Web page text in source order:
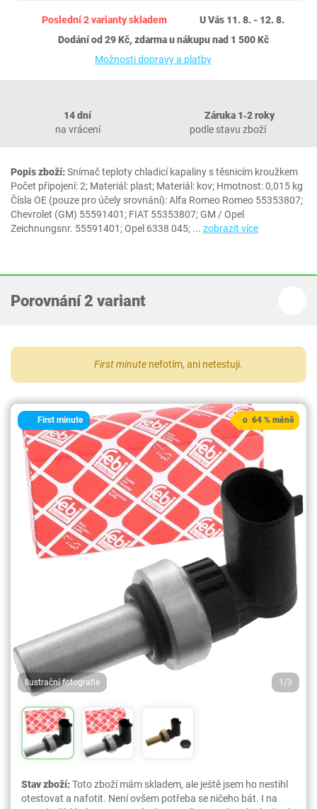
Poslední 2 varianty skladem
U Vás 11. 8. - 12. 8.
Dodání od 29 Kč, zdarma u nákupu nad 1 500 Kč
Možnosti dopravy a platby
14 dní
na vrácení
Záruka 1‐2 roky
podle stavu zboží
Popis zboží:Snímač teploty chladicí kapaliny s těsnicím kroužkem
Počet připojení: 2; Materiál: plast; Materiál: kov; Hmotnost: 0,015 kg
Čísla OE (pouze pro účely srovnání): Alfa Romeo Romeo 55353807;
Chevrolet (GM) 55591401; FIAT 55353807; GM / Opel
Zeichnungsnr. 55591401; Opel 6338 045; ... zobrazit více
Porovnání 2 variant
First minute nefotím, ani netestuji.
First minute
Ilustrační fotografie 1/3
o 64 % méně
Stav zboží:Toto zboží mám skladem, ale ještě jsem ho nestihl
otestovat a nafotit. Není ovšem potřeba se ničeho bát. I na